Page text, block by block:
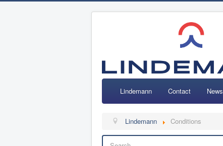
Lindemann Contact News
Lindemann
Conditions